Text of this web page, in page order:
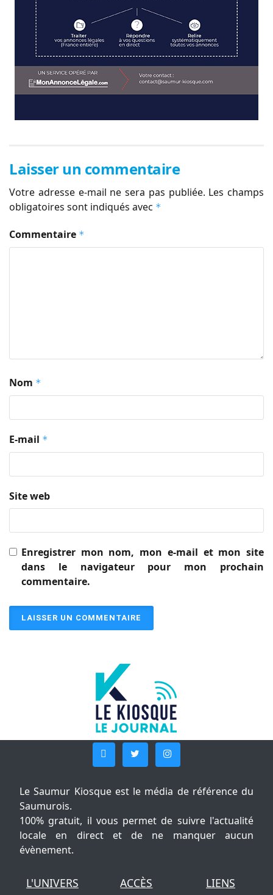
Laisser un commentaire
Votre adresse e-mail ne sera pas publiée. Les champs
obligatoires sont indiqués avec *
Commentaire *
Nom *
E-mail *
Site web
Enregistrer mon nom, mon e-mail et mon site
dans le navigateur pour mon prochain
commentaire.
Le Saumur Kiosque est le média de référence du
Saumurois.
100% gratuit, il vous permet de suivre l'actualité
locale en direct et de ne manquer aucun
évènement.
L'UNIVERS
ACCÈS
LIENS